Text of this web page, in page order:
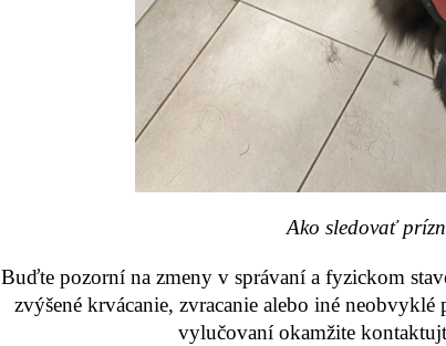
Ako sledovať
Buďte pozorní na zmeny v správaní a fyzickom
zvýšené krvácanie, zvracanie alebo iné
vylučovaní okamžite